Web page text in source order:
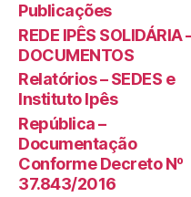
Publicações
REDE IPÊS SOLIDÁRIA
DOCUMENTOS
Relatórios – SEDES e
Instituto Ipês
República –
Documentação
Conforme Decreto Nº
37.843/2016